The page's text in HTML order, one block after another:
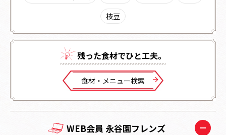
枝豆
残った⾷材でひと⼯夫。
⾷材・メニュー検索
WEB会員 永谷園フレンズ